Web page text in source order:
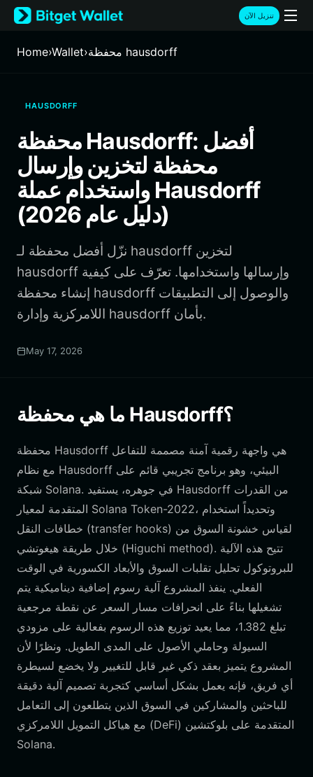
English
日本語
Русский
Italiano
Deutsch
简体中文
繁體中文
Português (Portugal)
Bahasa Indonesia
ภาษาไทย
বাংলা
Español
Português (Brasil)
Español (Argentina)
تنزيل الآن
Home›Wallet› محفظة hausdorff
HAUSDORFF
محفظة Hausdorff: أفضل
محفظة لتخزين وإرسال
واستخدام عملة Hausdorff
(دليل عام 2026)
نزّل أفضل محفظة لـ hausdorff لتخزين
hausdorff وإرسالها واستخدامها. تعرّف على كيفية
إنشاء محفظة hausdorff والوصول إلى التطبيقات
اللامركزية وإدارة hausdorff بأمان.
May 17, 2026
ما هي محفظة Hausdorff؟
محفظة Hausdorff هي واجهة رقمية آمنة مصممة للتفاعل
مع نظام Hausdorff البيئي، وهو برنامج تجريبي قائم على
شبكة Solana. في جوهره، يستفيد Hausdorff من القدرات
المتقدمة لمعيار Solana Token-2022، وتحديداً استخدام
خطافات النقل (transfer hooks) لقياس خشونة السوق من
خلال طريقة هيغوتشي (Higuchi method). تتيح هذه الآلية
للبروتوكول تحليل تقلبات السوق والأبعاد الكسورية في الوقت
الفعلي. ينفذ المشروع آلية رسوم إضافية ديناميكية يتم
تشغيلها بناءً على انحرافات مسار السعر عن نقطة مرجعية
تبلغ 1.382، مما يعيد توزيع هذه الرسوم بفعالية على مزودي
السيولة وحاملي الأصول على المدى الطويل. ونظرًا لأن
المشروع يتميز بعقد ذكي غير قابل للتغيير ولا يخضع لسيطرة
أي فريق، فإنه يعمل بشكل أساسي كتجربة تصميم آلية دقيقة
للباحثين والمشاركين في السوق الذين يتطلعون إلى التعامل
مع هياكل التمويل اللامركزي (DeFi) المتقدمة على بلوكتشين
Solana.